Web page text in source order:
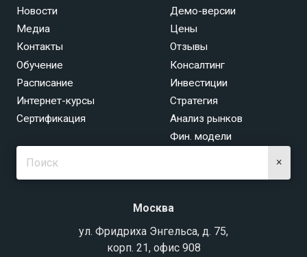
Новости
Медиа
Контакты
Демо-версии
Цены
Отзывы
Обучение
Расписание
Интернет-курсы
Сертификация
Консалтинг
Инвестиции
Стратегия
Анализ рынков
Фин. модели
×
Москва
ул. Фридриха Энгельса, д. 75,
корп. 21, офис 908